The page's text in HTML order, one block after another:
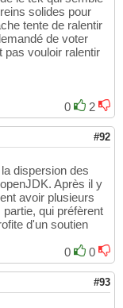
solides pour
tente de ralentir
de voter
pas vouloir ralentir
0
2
#92
dispersion des
Après il y
avoir plusieurs
qui préfèrent
d'un soutien
0
0
#93